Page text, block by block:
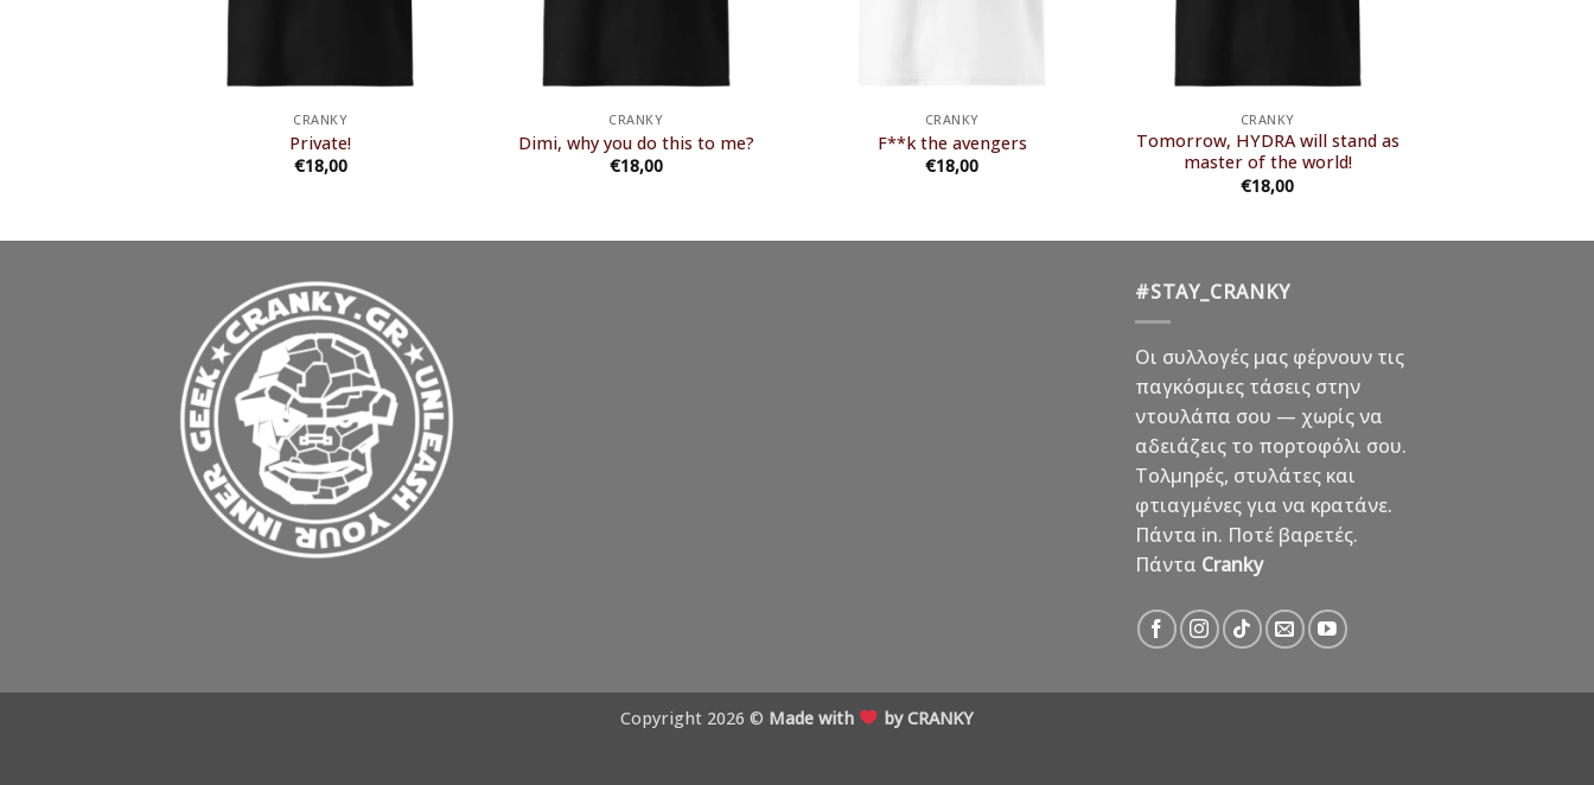
CRANKY
Private!
€18,00
CRANKY
Dimi, why you do this to me?
€18,00
CRANKY
F**k the avengers
€18,00
CRANKY
Tomorrow, HYDRA will stand as
master of the world!
€18,00
#STAY_CRANKY
Οι συλλογές μας φέρνουν τις
παγκόσμιες τάσεις στην
ντουλάπα σου — χωρίς να
αδειάζεις το πορτοφόλι σου.
Τολμηρές, στυλάτες και
φτιαγμένες για να κρατάνε.
Πάντα in. Ποτέ βαρετές.
Πάντα Cranky
Copyright 2026 © Made with by CRANKY